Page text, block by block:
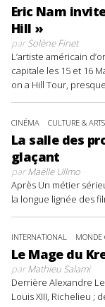
Eric Nam
Hill »
parSolène Finet
L’artiste américain
capitale les 15 et 16
on a Hill Tour,
CINÉMA CULTURE & ARTS
La salle des
glaçant
parMaëlle Ullmo
Après Un métier
la longue lignée des
INTERNATIONAL MONDE
Le Mage du
parMathieu Salami
Derrière Alexandre
Louis XIII, Richelieu ;